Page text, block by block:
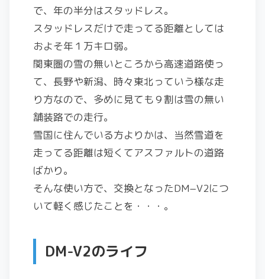
で、年の半分はスタッドレス。
スタッドレスだけで走ってる距離としては
およそ年１万キロ弱。
関東圏の雪の無いところから高速道路使っ
て、長野や新潟、時々東北っていう様な走
り方なので、多めに見ても９割は雪の無い
舗装路での走行。
雪国に住んでいる方よりかは、当然雪道を
走ってる距離は短くてアスファルトの道路
ばかり。
そんな使い方で、交換となったDM−V2につ
いて軽く感じたことを・・・。
DM-V2のライフ